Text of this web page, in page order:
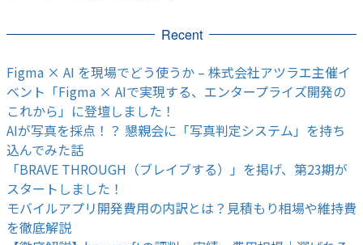
Recent
Figma × AI を現場でどう使うか – 株式会社アツラエ主催イ
ベント「Figma × AIで実現する、エンタープライズ開発の
これから」に登壇しました！
AIが写真を採点！？ 懇親会に「写真判定システム」を持ち
込んでみた話
「BRAVE THROUGH（ブレイブする）」を掲げ、第23期が
スタートしました！
モバイルアプリ開発費用の内訳とは？見積もり相場や維持費
を徹底解説